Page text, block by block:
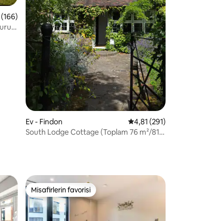
ortalama 4,96 puan, 166 değerlendirme
Ev - Findon 5 üzerinden ortalama
4,81 (291)
South Lodge Cottage (Toplam 76 m²/814
Misafirlerin favorisi
Misafirlerin favorisi